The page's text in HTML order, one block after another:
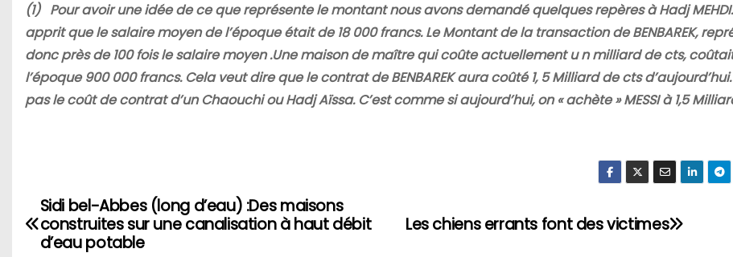
(1) Pour avoir une idée de ce que représente le montant nous avons demandé quelques repères à Hadj
apprit que le salaire moyen de l’époque était de 18 000 francs. Le Montant de la transaction de BENBAREK,
donc près de 100 fois le salaire moyen .Une maison de maître qui coûte actuellement u n milliard de cts,
l’époque 900 000 francs. Cela veut dire que le contrat de BENBAREK aura coûté 1, 5 Milliard de cts
pas le coût de contrat d’un Chaouchi ou Hadj Aïssa. C’est comme si aujourd’hui, on « achète » MESSI à 1,5
N
Les chiens errants font des victimes
Sidi bel-Abbes (long d’eau) :Des maisons
construites sur une canalisation à haut débit
d’eau potable